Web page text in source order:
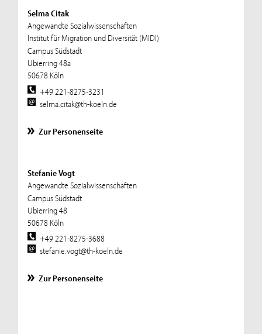
Selma Citak
Angewandte Sozialwissenschaften
Institut für Migration und Diversität (MIDI)
Campus Südstadt
Ubierring 48a
50678 Köln
+49 221-8275-3231
selma.citak@th-koeln.de
Zur Personenseite
Stefanie Vogt
Angewandte Sozialwissenschaften
Campus Südstadt
Ubierring 48
50678 Köln
+49 221-8275-3688
stefanie.vogt@th-koeln.de
Zur Personenseite